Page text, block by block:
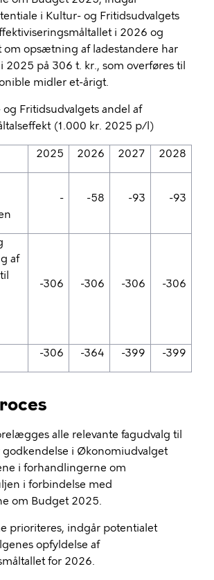
i Kultur- og Fritidsudvalgets
i 2026 og
om opsætning af ladestandere har
2025 på 306 t. kr., som overføres til
midler et-årigt.
og Fritidsudvalgets andel af
(1.000 kr. 2025 p/l)
2025 2026 2027 2028
- -58 -93 -93
af
-306 -306 -306 -306
-306 -364 -399 -399
alle relevante fagudvalg til
godkendelse i Økonomiudvalget
i forhandlingerne om
i forbindelse med
om Budget 2025.
prioriteres, indgår potentialet
opfyldelse af
for 2026.